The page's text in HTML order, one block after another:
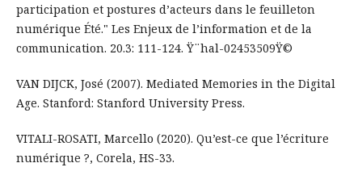
participation et postures d’acteurs dans le feuilleton
numérique Été." Les Enjeux de l’information et de la
communication. 20.3: 111-124. Ÿ¨hal-02453509Ÿ©
VAN DIJCK, José (2007). Mediated Memories in the Digital
Age. Stanford: Stanford University Press.
VITALI-ROSATI, Marcello (2020). Qu’est-ce que l’écriture
numérique ?, Corela, HS-33.